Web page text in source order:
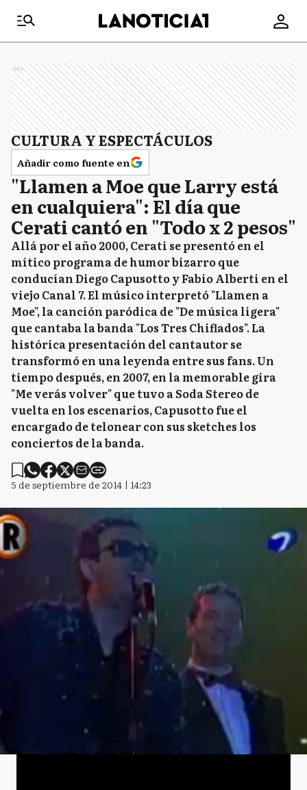
Ads
CULTURA Y ESPECTÁCULOS
Añadir como fuente en
"Llamen a Moe que Larry está
en cualquiera": El día que
Cerati cantó en "Todo x 2 pesos"
Allá por el año 2000, Cerati se presentó en el
mítico programa de humor bizarro que
conducían Diego Capusotto y Fabio Alberti en el
viejo Canal 7. El músico interpretó "Llamen a
Moe", la canción paródica de "De música ligera"
que cantaba la banda "Los Tres Chiflados". La
histórica presentación del cantautor se
transformó en una leyenda entre sus fans. Un
tiempo después, en 2007, en la memorable gira
"Me verás volver" que tuvo a Soda Stereo de
vuelta en los escenarios, Capusotto fue el
encargado de telonear con sus sketches los
conciertos de la banda.
5 de septiembre de 2014 | 14:23